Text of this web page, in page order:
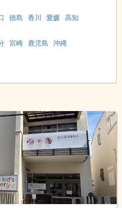
徳島 香川 愛媛 高知
宮崎 鹿児島 沖縄